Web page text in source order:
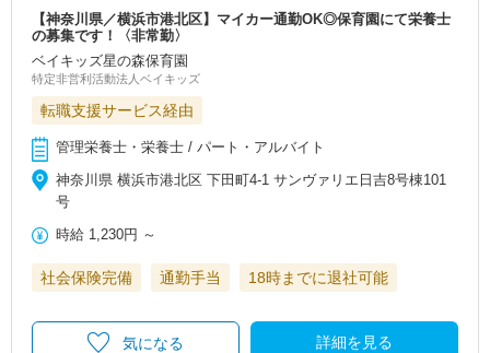
【神奈川県／横浜市港北区】マイカー通勤OK◎保育園にて栄養士
の募集です！〈非常勤〉
ベイキッズ星の森保育園
特定非営利活動法人ベイキッズ
転職支援サービス経由
管理栄養士・栄養士 / パート・アルバイト
神奈川県 横浜市港北区 下田町4-1 サンヴァリエ日吉8号棟101
号
時給 1,230円 ～
社会保険完備 通勤手当 18時までに退社可能
詳細を見る
気になる